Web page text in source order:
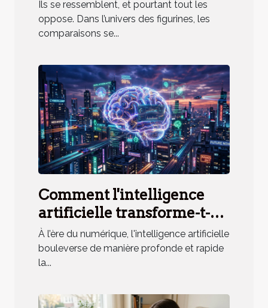
figurines
Ils se ressemblent, et pourtant tout les
oppose. Dans l’univers des figurines, les
comparaisons se...
Comment l'intelligence
artificielle transforme-t-
elle l'accès à l'information
?
À l’ère du numérique, l'intelligence artificielle
bouleverse de manière profonde et rapide
la...